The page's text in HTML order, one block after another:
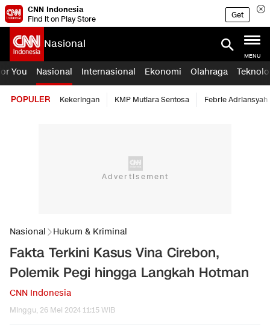
CNN Indonesia
Find it on Play Store
Get
Nasional
MENU
You Nasional Internasional Ekonomi Olahraga
POPULER Kekeringan KMP Mutiara Sentosa Febrie Adriansyah
Nasional Hukum & Kriminal
Fakta Terkini Kasus Vina Cirebon,
Polemik Pegi hingga Langkah Hotman
CNN Indonesia
Minggu, 26 Mei 2024 11:15 WIB